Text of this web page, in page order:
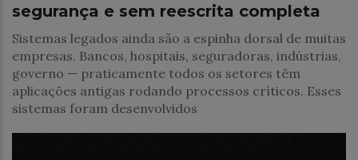
segurança e sem reescrita completa
Sistemas legados ainda são a espinha dorsal de muitas
empresas. Bancos, hospitais, seguradoras, indústrias,
governo — praticamente todos os setores têm
aplicações antigas rodando processos críticos. Esses
sistemas foram desenvolvidos